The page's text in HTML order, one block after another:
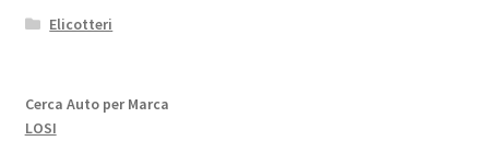
Elicotteri
Cerca Auto per Marca
LOSI